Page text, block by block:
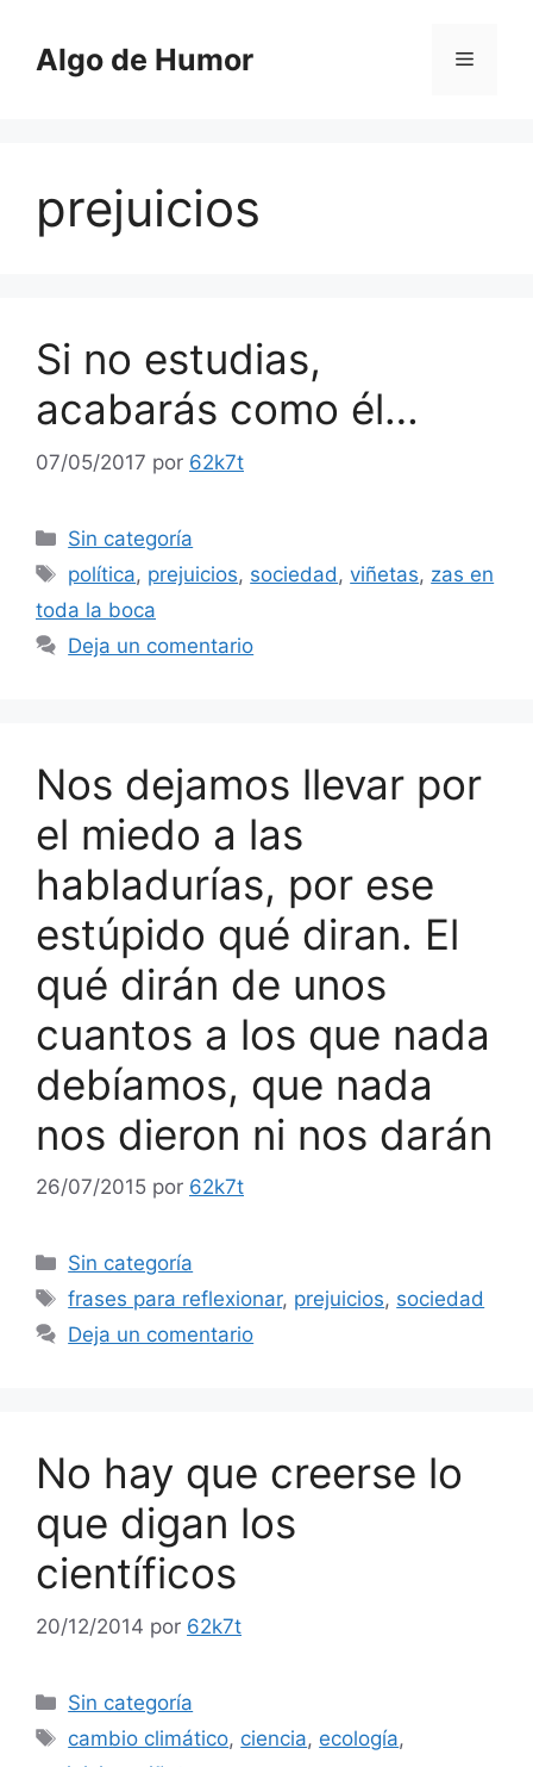
contenido
Algo de Humor Menú
prejuicios
Si no estudias,
acabarás como él…
07/05/2017 por 62k7t
Categorías
Sin categoría
Etiquetas
política, prejuicios, sociedad ,viñetas, zas en
toda la boca
Deja un comentario
Nos dejamos llevar por
el miedo a las
habladurías, por ese
estúpido qué diran. El
qué dirán de unos
cuantos a los que nada
debíamos, que nada
nos dieron ni nos darán
26/07/2015 por 62k7t
Categorías
Sin categoría
Etiquetas
frases para reflexionar, prejuicios, sociedad
Deja un comentario
No hay que creerse lo
que digan los
científicos
20/12/2014 por 62k7t
Categorías
Sin categoría
Etiquetas
cambio climático, ciencia, ecología,